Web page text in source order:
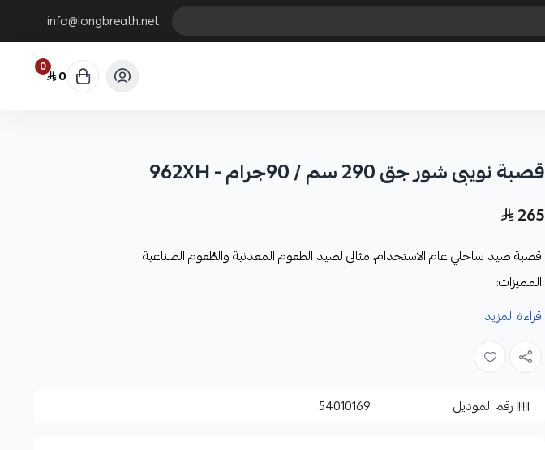
info@longbreath.net
0 0
قصبة نويبى شور جق 290 سم / 90جرام - 962XH
265
قصبة صيد ساحلي عام الاستخدام، مثالي لصيد الطعوم المعدنية والطُعوم الصناعية
المميزات:
القصبة خفيفة الوزن وقوية للغاية
طرف القصبة عالي المرونة الطعم الصناعي يحصل على ضربات جيدة
الموصفات:
قراءة المزيد
رقم الموديل 54010169